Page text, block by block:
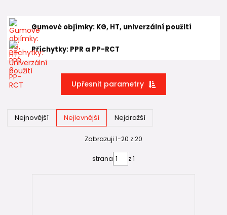
✅ chrání spoje před přetížením
✅ přispívá k delší životnosti celé instalace
Objímkyse používají v kombinaci se
nebo kombi šrouby
systémy jsou nezbytnou součástí dlouhodobě funkční a
profesionálně provedené instalace potrubí.
Gumové objímky: KG, HT, univerzální použití
Příchytky: PPR a PP-RCT
Upřesnit parametry
Nejnovější Nejlevnější Nejdražší
Zobrazuji 1-20 z 20
strana z 1